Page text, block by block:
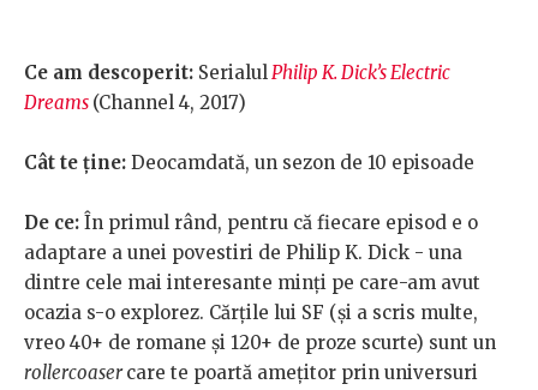
Ce am descoperit: SerialulPhilip K. Dick’s Electric
Dreams (Channel 4, 2017)
Cât te ține: Deocamdată, un sezon de 10 episoade
De ce: În primul rând, pentru că fiecare episod e o
adaptare a unei povestiri de Philip K. Dick - una
dintre cele mai interesante minți pe care-am avut
ocazia s-o explorez. Cărțile lui SF (și a scris multe,
vreo 40+ de romane și 120+ de proze scurte) sunt un
rollercoasercare te poartă amețitor prin universuri